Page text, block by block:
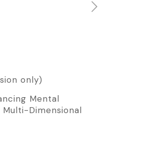
only)
Mental
Dimensional